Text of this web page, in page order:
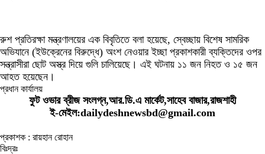
রুশ প্রতিরক্ষা মন্ত্রণালয়ের এক বিবৃতিতে বলা হয়েছে, স্বেচ্ছায় বিশেষ সামরিক
অভিযানে (ইউক্রেনের বিরুদ্ধে) অংশ নেওয়ার ইচ্ছা প্রকাশকারী ব্যক্তিদের ওপর
সন্ত্রাসীরা ছোট অস্ত্র দিয়ে গুলি চালিয়েছে। এই ঘটনায় ১১ জন নিহত ও ১৫ জন
আহত হয়েছেন।
প্রধান কার্যালয়
ফুট ওভার ব্রীজ সংলগ্ন,আর.ডি.এ মার্কেট,সাহেব বাজার,রাজশাহী
ই-মেইল:dailydeshnewsbd@gmail.com
প্রকাশক : রায়হান রোহান
বিঃদ্রঃ